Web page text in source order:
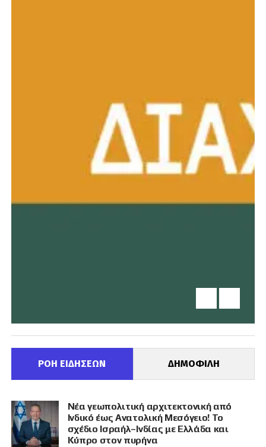
ΡΟΗ ΕΙΔΗΣΕΩΝ ΔΗΜΟΦΙΛΗ
Νέα γεωπολιτική αρχιτεκτονική από
Ινδικό έως Ανατολική Μεσόγειο! Το
σχέδιο Ισραήλ–Ινδίας με Ελλάδα και
Κύπρο στον πυρήνα